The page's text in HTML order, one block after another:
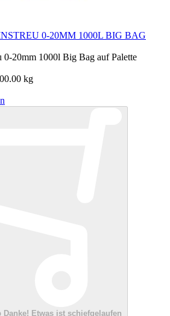
0-20MM 1000L BIG BAG
0-20mm 1000l Big Bag auf Palette
kg
Danke! Etwas ist schiefgelaufen